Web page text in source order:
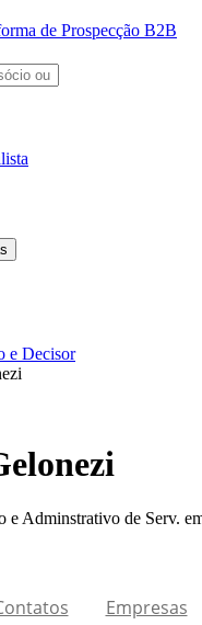
e Decisor
e Adminstrativo de Serv.
Empresas